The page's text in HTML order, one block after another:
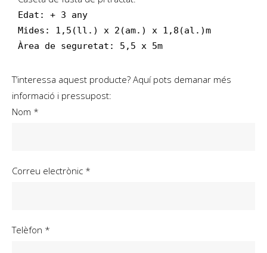
Edat: + 3 any
Mides: 1,5(ll.) x 2(am.) x 1,8(al.)m
Àrea de seguretat: 5,5 x 5m
T’interessa aquest producte? Aquí pots demanar més
informació i pressupost:
Nom *
Correu electrònic *
Telèfon *